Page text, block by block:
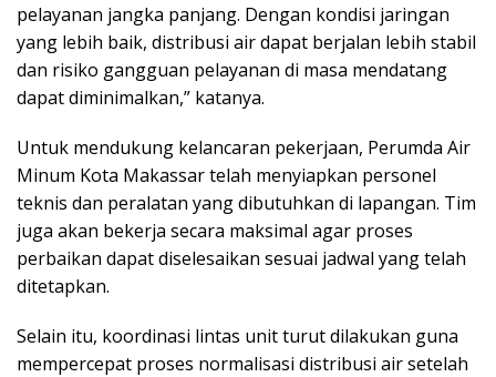
pelayanan jangka panjang. Dengan kondisi jaringan
yang lebih baik, distribusi air dapat berjalan lebih stabil
dan risiko gangguan pelayanan di masa mendatang
dapat diminimalkan,” katanya.
Untuk mendukung kelancaran pekerjaan, Perumda Air
Minum Kota Makassar telah menyiapkan personel
teknis dan peralatan yang dibutuhkan di lapangan. Tim
juga akan bekerja secara maksimal agar proses
perbaikan dapat diselesaikan sesuai jadwal yang telah
ditetapkan.
Selain itu, koordinasi lintas unit turut dilakukan guna
mempercepat proses normalisasi distribusi air setelah